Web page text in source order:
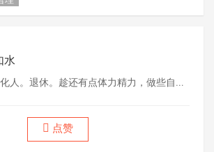
水
人。退休。趁还有点体力精力，做些自己
点赞